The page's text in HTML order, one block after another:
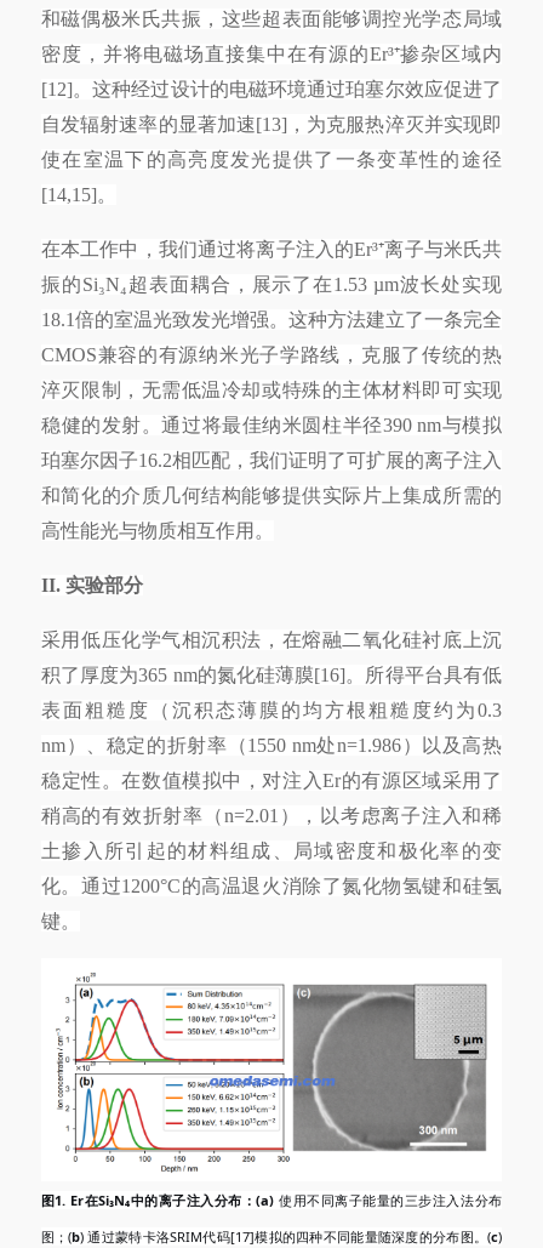
和磁偶极米氏共振，这些超表面能够调控光学态局域
密度，并将电磁场直接集中在有源的Er³⁺掺杂区域内
[12]。这种经过设计的电磁环境通过珀塞尔效应促进了
自发辐射速率的显著加速[13]，为克服热淬灭并实现即
使在室温下的高亮度发光提供了一条变革性的途径
[14,15]。
在本工作中，我们通过将离子注入的Er³⁺离子与米氏共
振的Si₃N₄超表面耦合，展示了在1.53 µm波长处实现
18.1倍的室温光致发光增强。这种方法建立了一条完全
CMOS兼容的有源纳米光子学路线，克服了传统的热
淬灭限制，无需低温冷却或特殊的主体材料即可实现
稳健的发射。通过将最佳纳米圆柱半径390 nm与模拟
珀塞尔因子16.2相匹配，我们证明了可扩展的离子注入
和简化的介质几何结构能够提供实际片上集成所需的
高性能光与物质相互作用。
II. 实验部分
采用低压化学气相沉积法，在熔融二氧化硅衬底上沉
积了厚度为365 nm的氮化硅薄膜[16]。所得平台具有低
表面粗糙度（沉积态薄膜的均方根粗糙度约为0.3
nm）、稳定的折射率（1550 nm处n=1.986）以及高热
稳定性。在数值模拟中，对注入Er的有源区域采用了
稍高的有效折射率（n=2.01），以考虑离子注入和稀
土掺入所引起的材料组成、局域密度和极化率的变
化。通过1200°C的高温退火消除了氮化物氢键和硅氢
键。
图1. Er在Si₃N₄中的离子注入分布：(a) 使用不同离子能量的三步注入法分布
图；(b) 通过蒙特卡洛SRIM代码[17]模拟的四种不同能量随深度的分布图。(c)